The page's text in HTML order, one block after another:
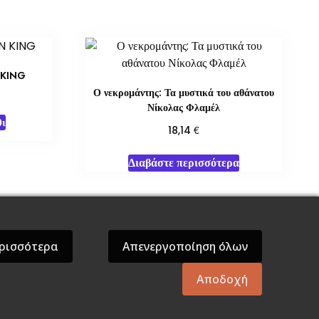
Ο νεκρομάντης: Τα μυστικά του αθάνατου
Νίκολας Φλαμέλ
18,14€
Διαβάστε περισσότερα
Βάρδος Gift Boxes Σε Προσφορά
Απενεργοποίηση όλων
Αποδοχή